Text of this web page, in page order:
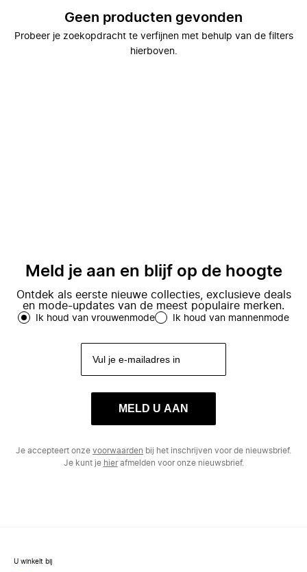
Geen producten gevonden
Probeer je zoekopdracht te verfijnen met behulp van de filters
hierboven.
Meld je aan en blijf op de hoogte
Ontdek als eerste nieuwe collecties, exclusieve deals
en mode-updates van de meest populaire merken.
Ik houd van vrouwenmode Ik houd van mannenmode
MELD U AAN
Je accepteert onze voorwaarden bij het inschrijven voor de nieuwsbrief.
Je kunt je hierafmelden voor onze nieuwsbrief.
U winkelt bij